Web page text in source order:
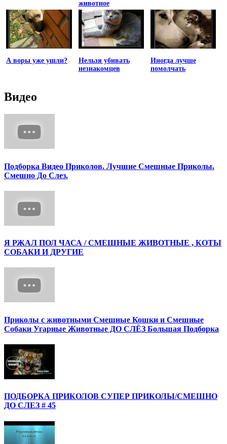
животное
А воры уже ушли?
Нельзя убивать
незнакомцев
Иногда лучше
помолчать
Видео
Подборка Видео Приколов. Лучшие Смешные Приколы.
Смешно До Слез.
Я РЖАЛ ПОЛ ЧАСА / СМЕШНЫЕ ЖИВОТНЫЕ , КОТЫ
СОБАКИ И ДРУГИЕ
Приколы с животными Смешные Кошки и Смешные
Собаки Угарные Животные ДО СЛЁЗ Большая Подборка
ПОДБОРКА ПРИКОЛОВ СУПЕР ПРИКОЛЫ/СМЕШНО
ДО СЛЕЗ # 45